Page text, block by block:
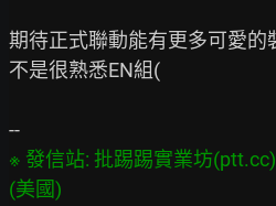
期待正式聯動能有更多可愛的
不是很熟悉EN組(
※ 發信站: 批踢踢實業坊
(美國)